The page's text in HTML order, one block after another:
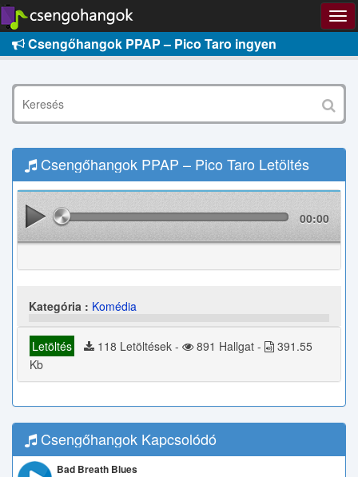
Csengőhangok PPAP – Pico Taro ingyen
Csengőhangok PPAP – Pico Taro Letöltés
00:00
Kategória : Komédia
Letöltés 118 Letöltések - 891 Hallgat -
391.55
Kb
Csengőhangok Kapcsolódó
Bad Breath Blues